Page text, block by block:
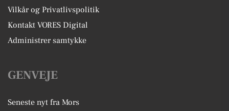
Vilkår og Privatlivspolitik
Kontakt VORES Digital
Administrer samtykke
GENVEJE
Seneste nyt fra Mors